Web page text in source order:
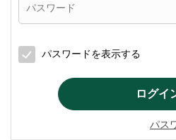
パスワードを表示する
パス